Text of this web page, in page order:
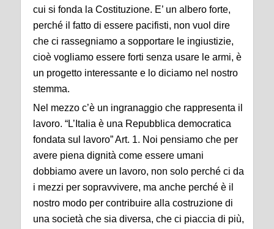
cui si fonda la Costituzione. E’ un albero forte,
perché il fatto di essere pacifisti, non vuol dire
che ci rassegniamo a sopportare le ingiustizie,
cioè vogliamo essere forti senza usare le armi, è
un progetto interessante e lo diciamo nel nostro
stemma.
Nel mezzo c’è un ingranaggio che rappresenta il
lavoro. “L’Italia è una Repubblica democratica
fondata sul lavoro” Art. 1. Noi pensiamo che per
avere piena dignità come essere umani
dobbiamo avere un lavoro, non solo perché ci da
i mezzi per sopravvivere, ma anche perché è il
nostro modo per contribuire alla costruzione di
una società che sia diversa, che ci piaccia di più,